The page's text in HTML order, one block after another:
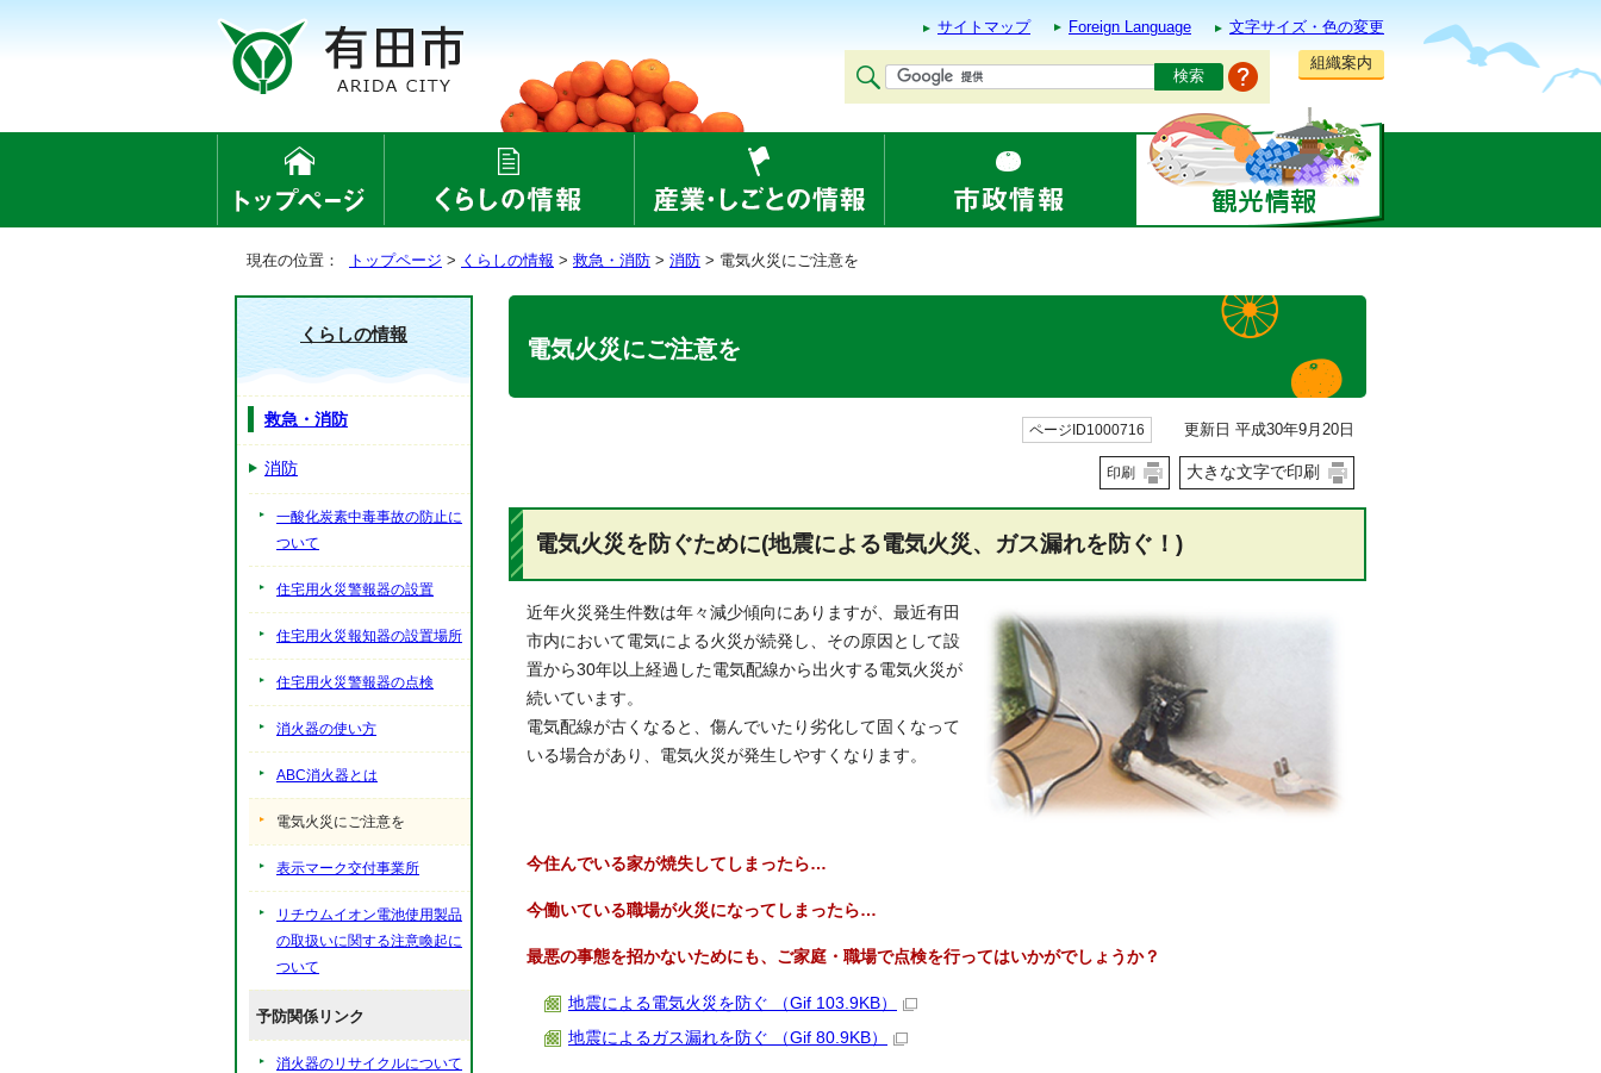
サイトマップ Foreign Language
文字サイズ・色の変更
組織案内
現在の位置： トップページ > くらしの情報 > 救急・消防 > 消防 > 電気火災にご注意を
電気火災にご注意を
ページID1000716 更新日 平成30年9月20日
印刷 大きな文字で印刷
電気火災を防ぐために(地震による電気火災、ガス漏れを防ぐ！)
近年火災発生件数は年々減少傾向にありますが、最近有田
市内において電気による火災が続発し、その原因として設
置から30年以上経過した電気配線から出火する電気火災が
続いています。
電気配線が古くなると、傷んでいたり劣化して固くなって
いる場合があり、電気火災が発生しやすくなります。
今住んでいる家が焼失してしまったら…
今働いている職場が火災になってしまったら…
最悪の事態を招かないためにも、ご家庭・職場で点検を行ってはいかがでしょうか？
地震による電気火災を防ぐ （Gif 103.9KB）
地震によるガス漏れを防ぐ （Gif 80.9KB）
くらしの情報
救急・消防
消防
一酸化炭素中毒事故の防止に
ついて
住宅用火災警報器の設置
住宅用火災報知器の設置場所
住宅用火災警報器の点検
消火器の使い方
ABC消火器とは
電気火災にご注意を
表示マーク交付事業所
リチウムイオン電池使用製品
の取扱いに関する注意喚起に
ついて
予防関係リンク
消火器のリサイクルについて